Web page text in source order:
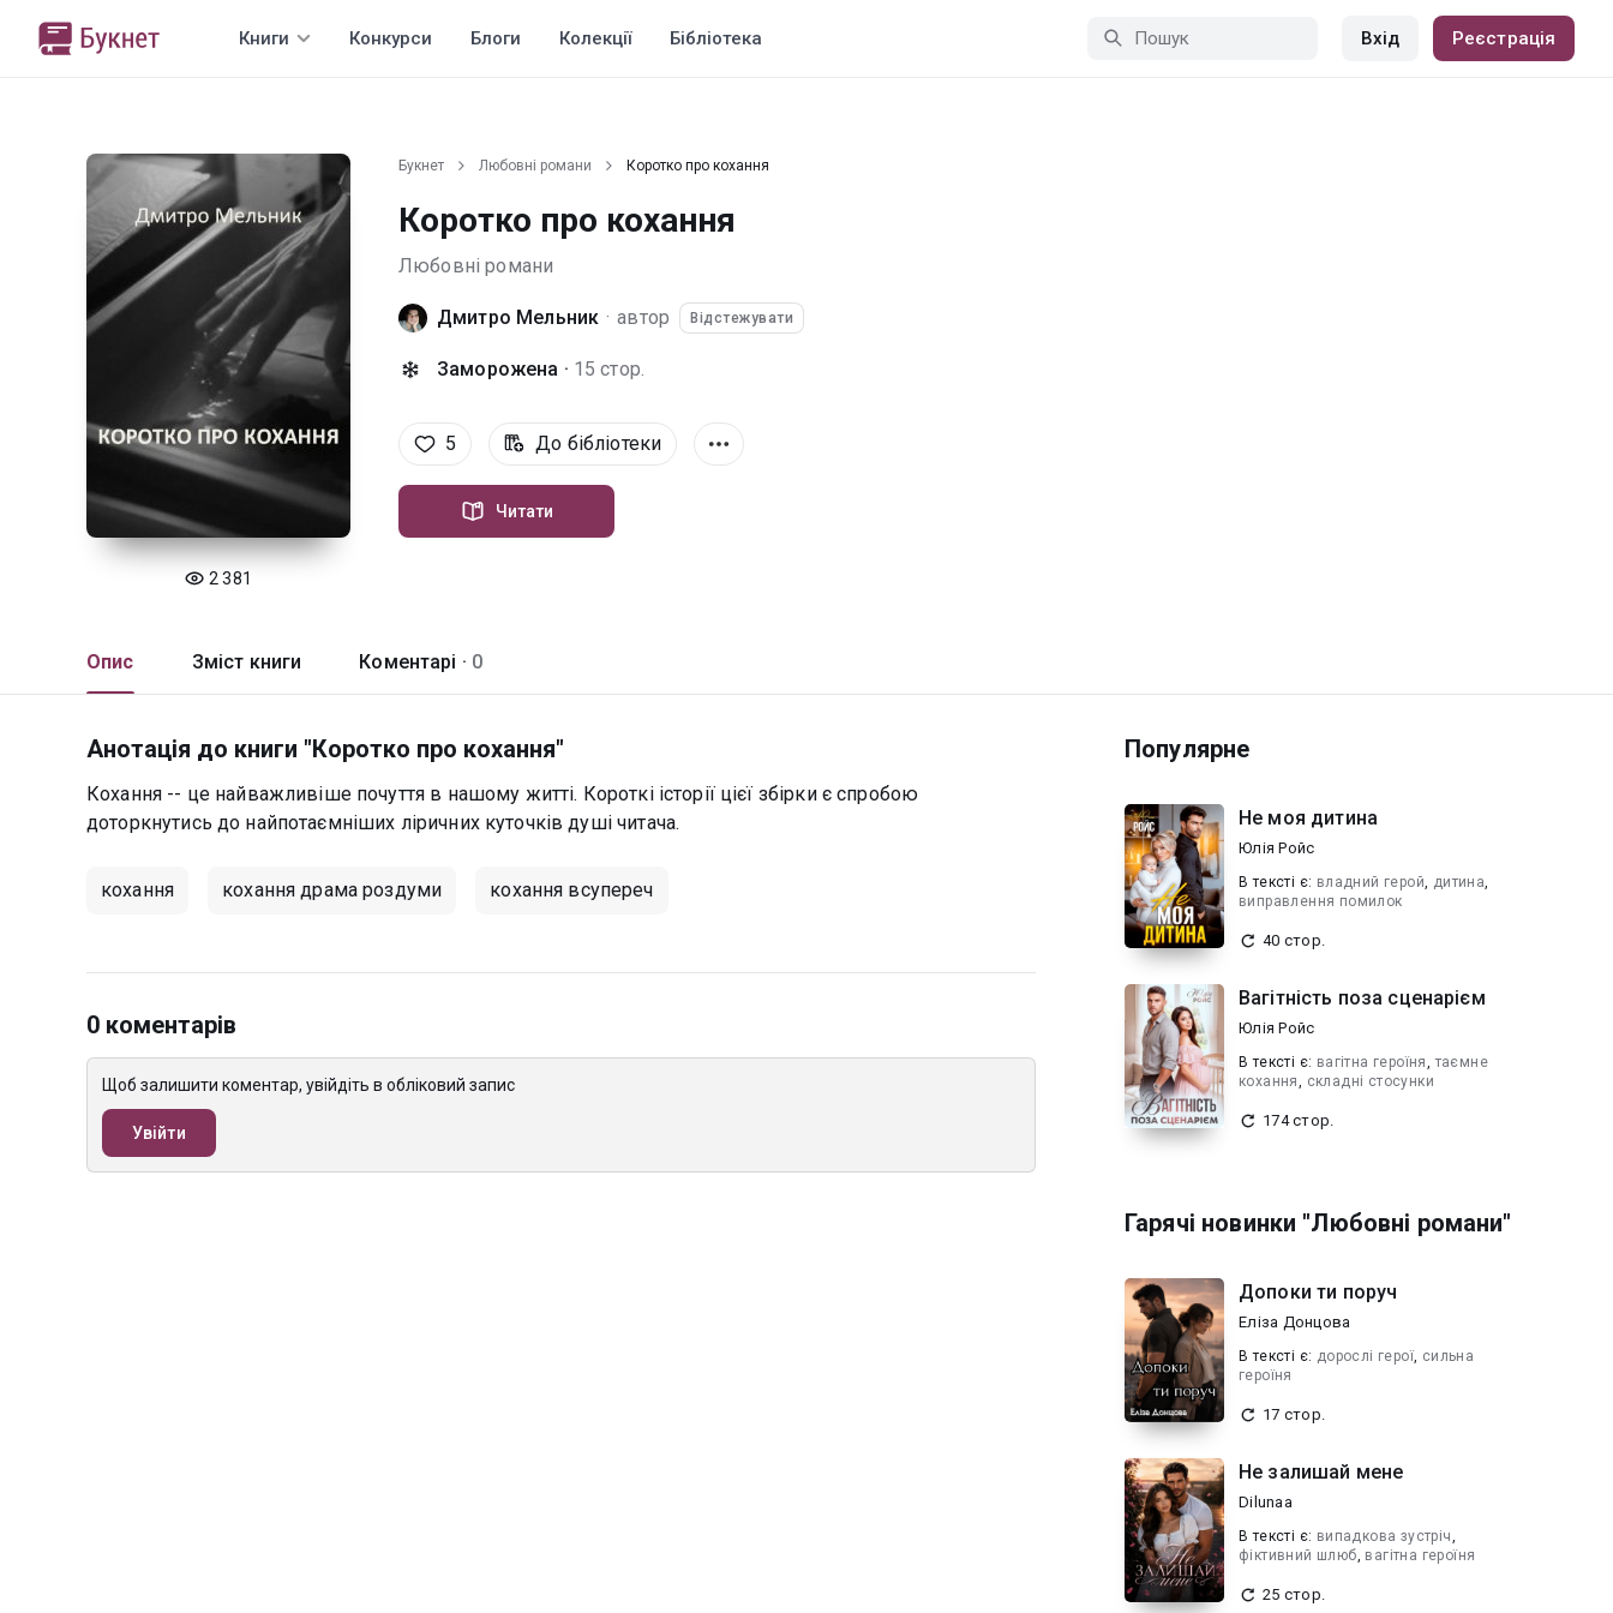
Книги Конкурси Блоги Колекції Бібліотека Вхід Реєстрація
2 381
Букнет Любовні романи Коротко про кохання
Коротко про кохання
Любовні романи
Дмитро Мельник · автор Відстежувати
Заморожена · 15 стор.
5 До бібліотеки
Читати
Опис Зміст книги Коментарі · 0
Анотація до книги "Коротко про кохання"
Кохання -- це найважливіше почуття в нашому житті. Короткі історії цієї збірки є спробою
доторкнутись до найпотаємніших ліричних куточків душі читача.
кохання кохання драма роздуми кохання всупереч
0 коментарів
Щоб залишити коментар, увійдіть в обліковий запис
Увійти
Популярне
Не моя дитина
Юлія Ройс
В текcті є: владний герой, дитина,
виправлення помилок
40 стор.
Вагітність поза сценарієм
Юлія Ройс
В текcті є: вагітна героїня,таємне
кохання, складні стосунки
174 стор.
Гарячі новинки "Любовні романи"
Допоки ти поруч
Еліза Донцова
В текcті є: дорослі герої, сильна
героїня
17 стор.
Не залишай мене
Dilunaa
В текcті є: випадкова зустріч,
фіктивний шлюб, вагітна героїня
25 стор.